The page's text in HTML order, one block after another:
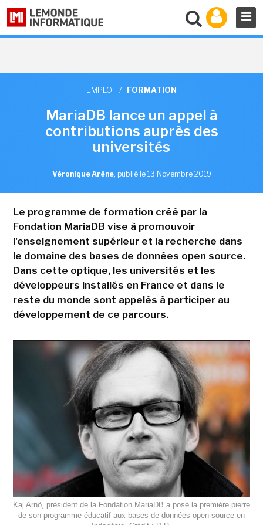
EMPLOI / FORMATION
MariaDB lance un appel à
contributions auprès des
universités
Véronique Arène, publié le 13 Novembre 2019
Le programme de formation créé par la
Fondation MariaDB vise à promouvoir
l'enseignement supérieur et la recherche dans
le domaine des bases de données open source.
Dans cette optique, les universités et les
développeurs installés en France et dans le
reste du monde sont appelés à participer au
développement de ce parcours.
Kaj Arnö, président de la Fondation MariaDB a posé la première pierre
de son programme éducatif aux bases de données open source en